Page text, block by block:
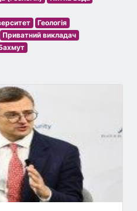
Геологія
Приватний викладач